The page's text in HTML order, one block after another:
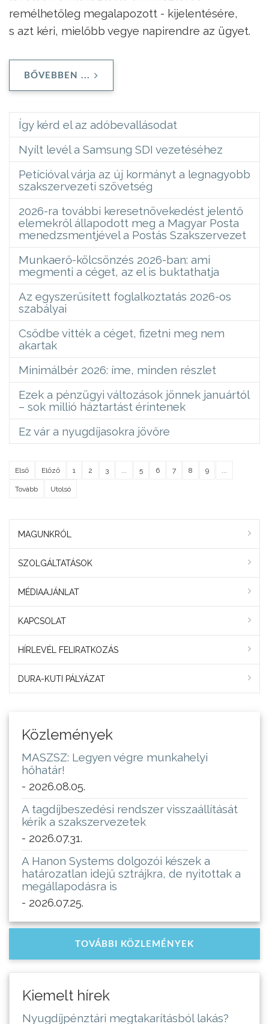
remélhetőleg megalapozott - kijelentésére,
s azt kéri, mielőbb vegye napirendre az ügyet.
BŐVEBBEN ...
Így kérd el az adóbevallásodat
Nyílt levél a Samsung SDI vezetéséhez
Petícióval várja az új kormányt a legnagyobb
szakszervezeti szövetség
2026-ra további keresetnövekedést jelentő
elemekről állapodott meg a Magyar Posta
menedzsmentjével a Postás Szakszervezet
Munkaerő-kölcsönzés 2026-ban: ami
megmenti a céget, az el is buktathatja
Az egyszerűsített foglalkoztatás 2026-os
szabályai
Csődbe vitték a céget, fizetni meg nem
akartak
Minimálbér 2026: íme, minden részlet
Ezek a pénzügyi változások jönnek januártól
– sok millió háztartást érintenek
Ez vár a nyugdíjasokra jövőre
Első Előző 1 2 3 ... 5 6 7 8 9 ...
Tovább Utolsó
MAGUNKRÓL
SZOLGÁLTATÁSOK
MÉDIAAJÁNLAT
KAPCSOLAT
HÍRLEVÉL FELIRATKOZÁS
DURA-KUTI PÁLYÁZAT
Közlemények
MASZSZ: Legyen végre munkahelyi
hőhatár!
- 2026.08.05.
A tagdíjbeszedési rendszer visszaállítását
kérik a szakszervezetek
- 2026.07.31.
A Hanon Systems dolgozói készek a
határozatlan idejű sztrájkra, de nyitottak a
megállapodásra is
- 2026.07.25.
TOVÁBBI KÖZLEMÉNYEK
Kiemelt hírek
Nyugdíjpénztári megtakarításból lakás?